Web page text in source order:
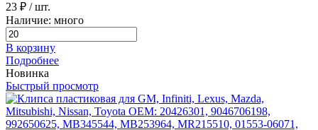
23 ₽ / шт.
Наличие: много
В корзину
Подробнее
Новинка
Быстрый просмотр